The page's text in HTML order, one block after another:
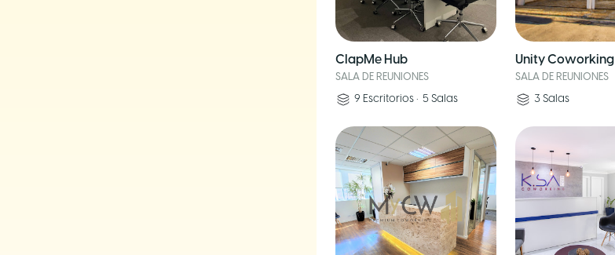
ClapMe Hub
SALA DE REUNIONES
9 Escritorios •5 Salas
Unity Coworking
SALA DE REUNIONES
3 Salas